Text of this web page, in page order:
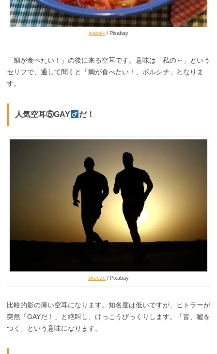
ivabalk / Pixabay
「鯛が食べたい！」の後に来る空耳です。意味は「私の～」という
セリフで、通して聞くと「鯛が食べたい！、ボルシチ」となりま
す。
人気空耳⑤GAY だ！
skeeze / Pixabay
比較的影の薄い空耳になります。知名度は低いですが、ヒトラーが
突然「GAYだ！」と絶叫し、けっこうびっくりします。「皆、嘘を
つく」という意味になります。